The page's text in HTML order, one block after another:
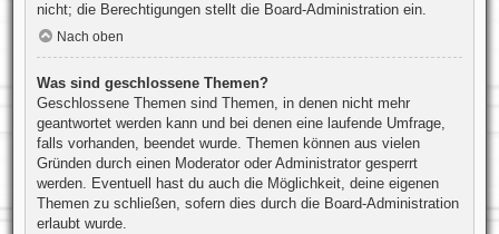
nicht; die Berechtigungen stellt die Board-Administration ein.
Nach oben
Was sind geschlossene Themen?
Geschlossene Themen sind Themen, in denen nicht mehr
geantwortet werden kann und bei denen eine laufende Umfrage,
falls vorhanden, beendet wurde. Themen können aus vielen
Gründen durch einen Moderator oder Administrator gesperrt
werden. Eventuell hast du auch die Möglichkeit, deine eigenen
Themen zu schließen, sofern dies durch die Board-Administration
erlaubt wurde.